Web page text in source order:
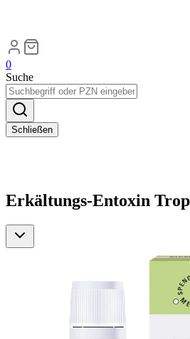
0
Suche
Schließen
Erkältungs-Entoxin